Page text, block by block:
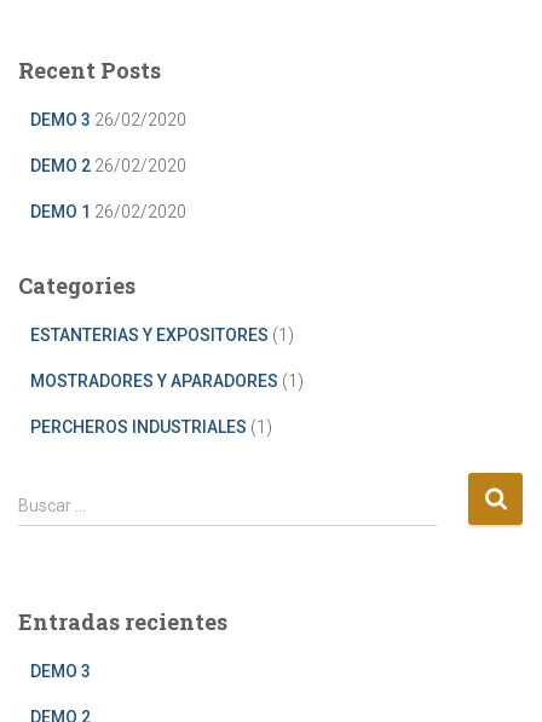
rRecent Posts
DEMO 3 26/02/2020
DEMO 2 26/02/2020
DEMO 1 26/02/2020
Categories
ESTANTERIAS Y EXPOSITORES (1)
MOSTRADORES Y APARADORES (1)
PERCHEROS INDUSTRIALES (1)
B
u
r
Buscar …
Entradas recientes
DEMO 3
DEMO 2